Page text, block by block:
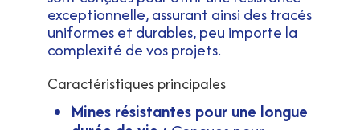
exceptionnelle, assurant ainsi des tracés
uniformes et durables, peu importe la
complexité de vos projets.
Caractéristiques principales
Mines résistantes pour une longue